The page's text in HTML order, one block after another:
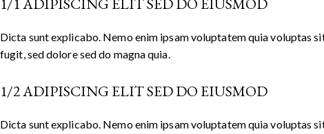
1/1 ADIPISCING ELIT SED DO EIUSMOD
Dicta sunt explicabo. Nemo enim ipsam voluptatem quia voluptas
fugit, sed dolore sed do magna quia.
1/2 ADIPISCING ELIT SED DO EIUSMOD
Dicta sunt explicabo. Nemo enim ipsam voluptatem quia voluptas